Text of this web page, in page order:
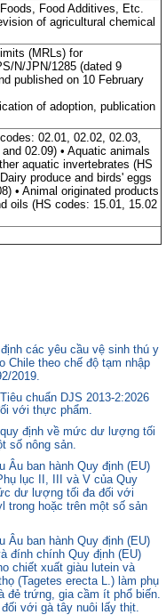
Food Additives, Etc.
of agricultural chemical
(MRLs) for
N/JPN/1285 (dated 9
published on 10 February
of adoption, publication
02.01, 02.02, 02.03,
02.09) • Aquatic animals
aquatic invertebrates (HS
produce and birds' eggs
• Animal originated products
oils (HS codes: 15.01, 15.02
các yêu cầu vệ sinh thú y
Chile theo chế độ tạm nhập
2019.
chuẩn DJS 2013-2:2026
với thực phẩm.
định về mức dư lượng tối
số nông sản.
Âu ban hành Quy định (EU)
lục II, III và V của Quy
dư lượng tối đa đối với
trong hoặc trên một số sản
Âu ban hành Quy định (EU)
đính chính Quy định (EU)
chiết xuất giàu lutein và
(Tagetes erecta L.) làm phụ
đẻ trứng, gia cầm ít phổ biến.
với gà tây nuôi lấy thịt.